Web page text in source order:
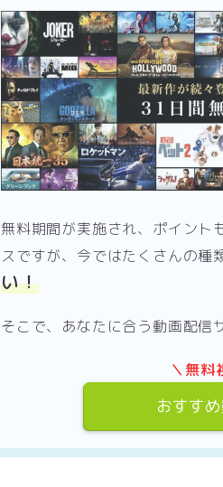
無料期間が実施され、ポイント
スですが、今ではたくさんの種
い！
そこで、あなたに合う動画配信
＼無料
おすす